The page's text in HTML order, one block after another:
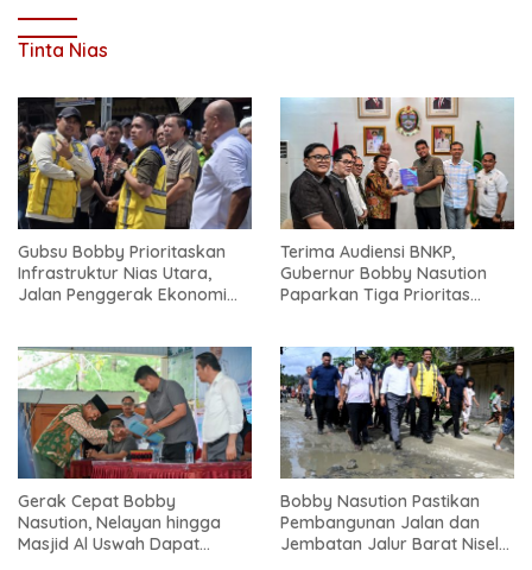
Tinta Nias
Gubsu Bobby Prioritaskan
Infrastruktur Nias Utara,
Jalan Penggerak Ekonomi
Terima Audiensi BNKP,
Gubernur Bobby Nasution
Paparkan Tiga Prioritas
Gerak Cepat Bobby
Nasution, Nelayan hingga
Masjid Al Uswah Dapat
Bobby Nasution Pastikan
Pembangunan Jalan dan
Jembatan Jalur Barat Nisel-